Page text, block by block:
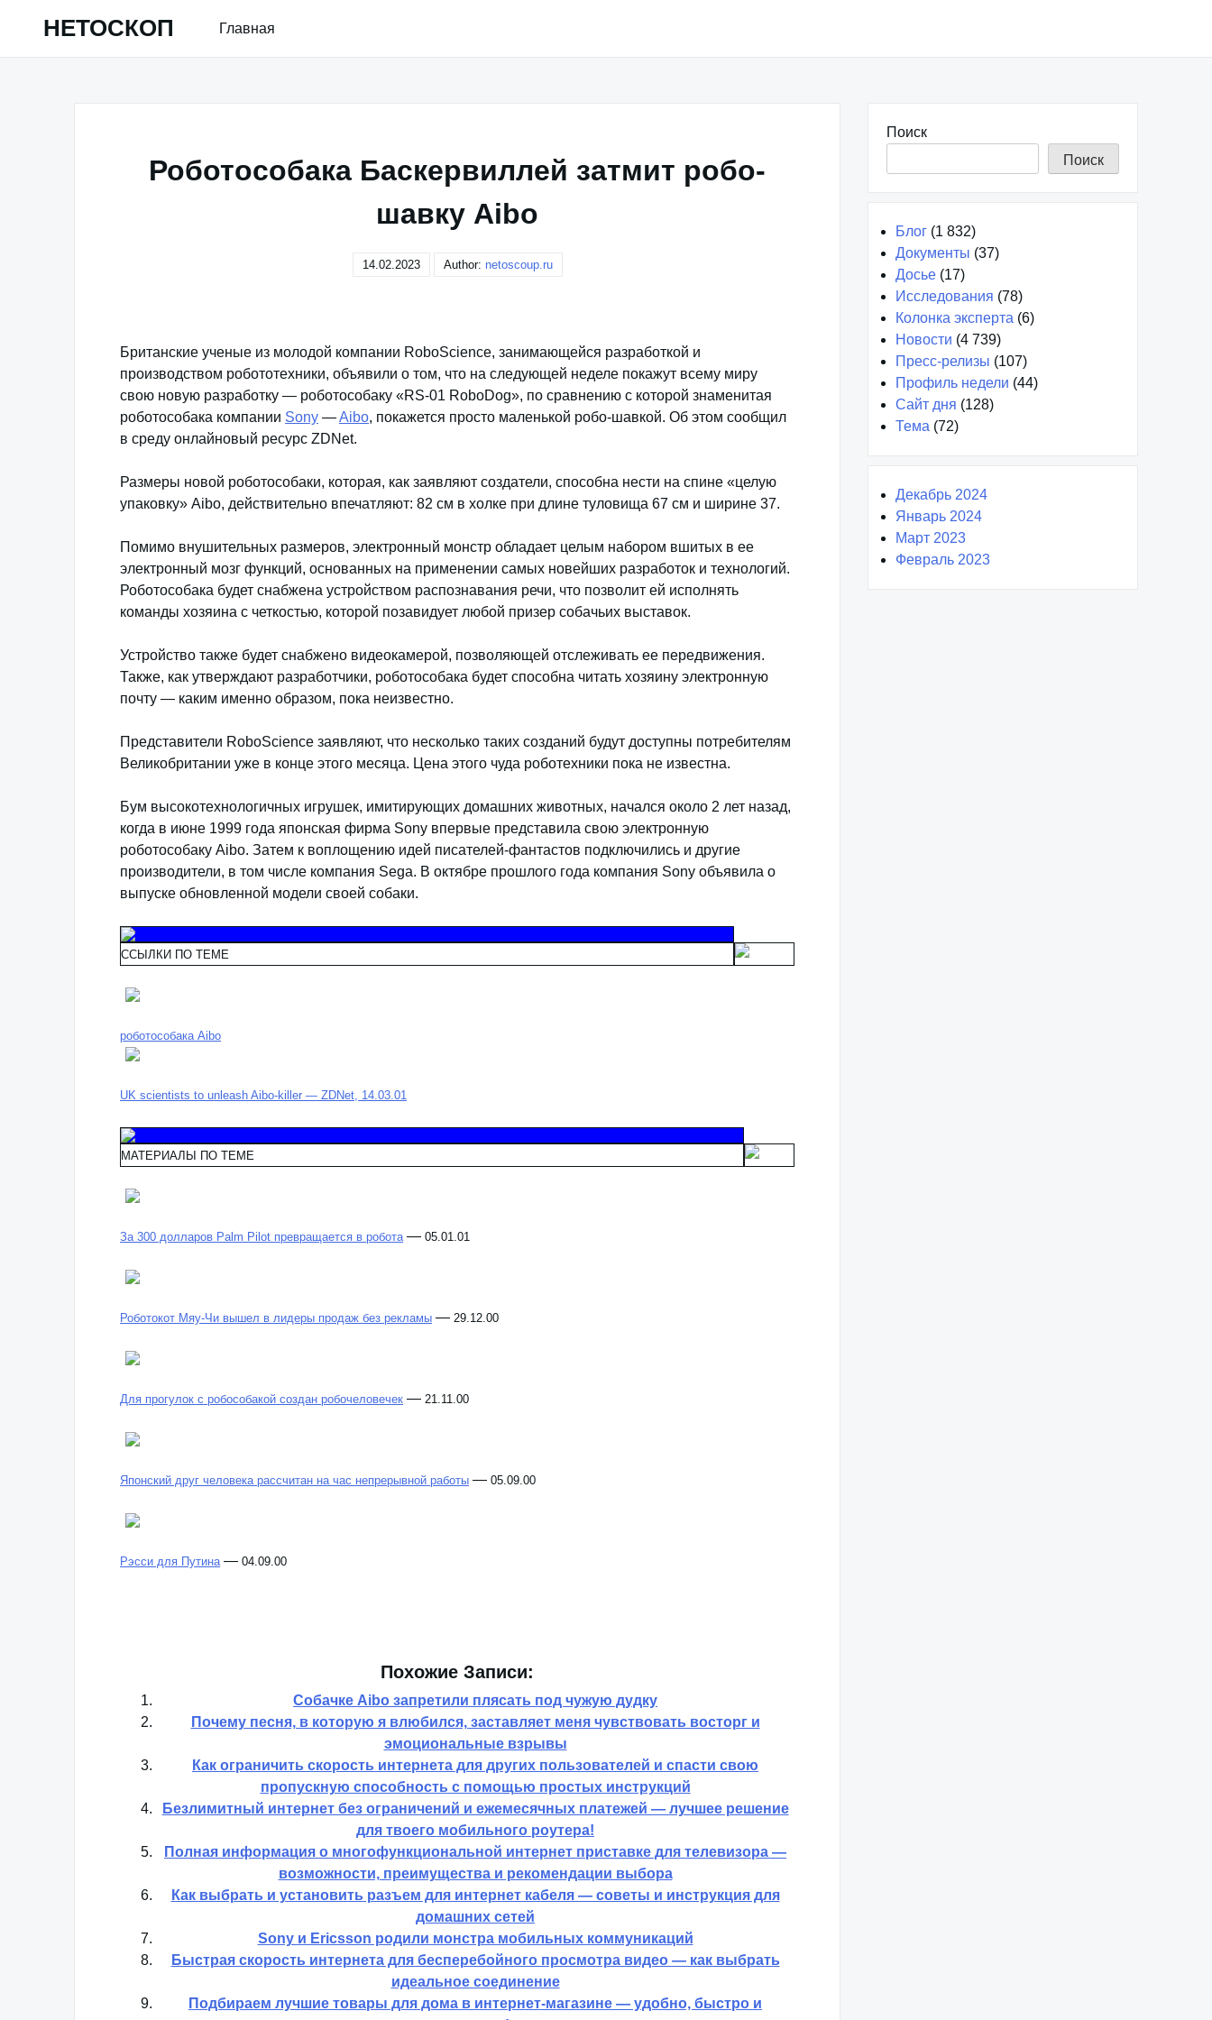
НЕТОСКОП Главная
Роботособака Баскервиллей затмит робо-
шавку Aibo
14.02.2023 Author: netoscoup.ru
Британские ученые из молодой компании RoboScience, занимающейся разработкой и
производством робототехники, объявили о том, что на следующей неделе покажут всему миру
свою новую разработку — роботособаку «RS-01 RoboDog», по сравнению с которой знаменитая
роботособака компании Sony —Aibo, покажется просто маленькой робо-шавкой. Об этом сообщил
в среду онлайновый ресурс ZDNet.
Размеры новой роботособаки, которая, как заявляют создатели, способна нести на спине «целую
упаковку» Aibo, действительно впечатляют: 82 см в холке при длине туловища 67 см и ширине 37.
Помимо внушительных размеров, электронный монстр обладает целым набором вшитых в ее
электронный мозг функций, основанных на применении самых новейших разработок и технологий.
Роботособака будет снабжена устройством распознавания речи, что позволит ей исполнять
команды хозяина с четкостью, которой позавидует любой призер собачьих выставок.
Устройство также будет снабжено видеокамерой, позволяющей отслеживать ее передвижения.
Также, как утверждают разработчики, роботособака будет способна читать хозяину электронную
почту — каким именно образом, пока неизвестно.
Представители RoboScience заявляют, что несколько таких созданий будут доступны потребителям
Великобритании уже в конце этого месяца. Цена этого чуда роботехники пока не известна.
Бум высокотехнологичных игрушек, имитирующих домашних животных, начался около 2 лет назад,
когда в июне 1999 года японская фирма Sony впервые представила свою электронную
роботособаку Aibo. Затем к воплощению идей писателей-фантастов подключились и другие
производители, в том числе компания Sega. В октябре прошлого года компания Sony объявила о
выпуске обновленной модели своей собаки.
ССЫЛКИ ПО ТЕМЕ
роботособака Aibo
UK scientists to unleash Aibo-killer — ZDNet, 14.03.01
МАТЕРИАЛЫ ПО ТЕМЕ
За 300 долларов Palm Pilot превращается в робота — 05.01.01
Роботокот Мяу-Чи вышел в лидеры продаж без рекламы — 29.12.00
Для прогулок с робособакой создан робочеловечек — 21.11.00
Японский друг человека рассчитан на час непрерывной работы — 05.09.00
Рэсси для Путина — 04.09.00
Похожие Записи:
Собачке Aibo запретили плясать под чужую дудку
Почему песня, в которую я влюбился, заставляет меня чувствовать восторг и
эмоциональные взрывы
Как ограничить скорость интернета для других пользователей и спасти свою
пропускную способность с помощью простых инструкций
Безлимитный интернет без ограничений и ежемесячных платежей — лучшее решение
для твоего мобильного роутера!
Полная информация о многофункциональной интернет приставке для телевизора —
возможности, преимущества и рекомендации выбора
Как выбрать и установить разъем для интернет кабеля — советы и инструкция для
домашних сетей
Sony и Ericsson родили монстра мобильных коммуникаций
Быстрая скорость интернета для бесперебойного просмотра видео — как выбрать
идеальное соединение
Подбираем лучшие товары для дома в интернет-магазине — удобно, быстро и
Поиск
Поиск
Блог (1 832)
Документы (37)
Досье (17)
Исследования (78)
Колонка эксперта (6)
Новости (4 739)
Пресс-релизы (107)
Профиль недели (44)
Сайт дня (128)
Тема (72)
Декабрь 2024
Январь 2024
Март 2023
Февраль 2023